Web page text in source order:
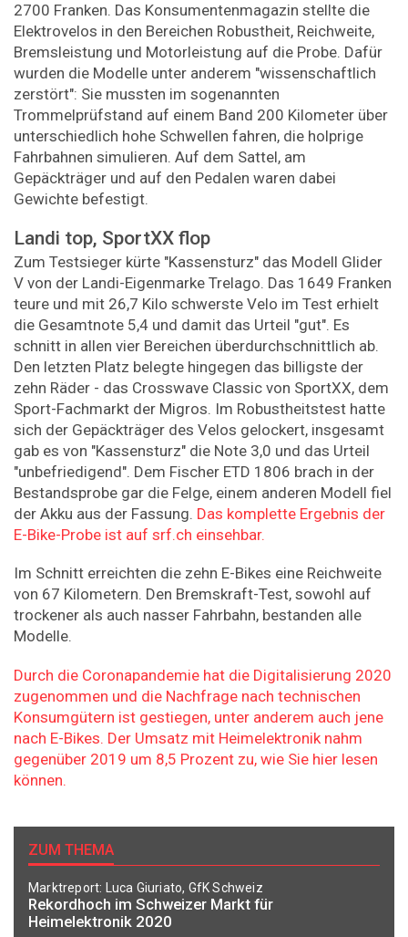
2700 Franken. Das Konsumentenmagazin stellte die
Elektrovelos in den Bereichen Robustheit, Reichweite,
Bremsleistung und Motorleistung auf die Probe. Dafür
wurden die Modelle unter anderem "wissenschaftlich
zerstört": Sie mussten im sogenannten
Trommelprüfstand auf einem Band 200 Kilometer über
unterschiedlich hohe Schwellen fahren, die holprige
Fahrbahnen simulieren. Auf dem Sattel, am
Gepäckträger und auf den Pedalen waren dabei
Gewichte befestigt.
Landi top, SportXX flop
Zum Testsieger kürte "Kassensturz" das Modell Glider
V von der Landi-Eigenmarke Trelago. Das 1649 Franken
teure und mit 26,7 Kilo schwerste Velo im Test erhielt
die Gesamtnote 5,4 und damit das Urteil "gut". Es
schnitt in allen vier Bereichen überdurchschnittlich ab.
Den letzten Platz belegte hingegen das billigste der
zehn Räder - das Crosswave Classic von SportXX, dem
Sport-Fachmarkt der Migros. Im Robustheitstest hatte
sich der Gepäckträger des Velos gelockert, insgesamt
gab es von "Kassensturz" die Note 3,0 und das Urteil
"unbefriedigend". Dem Fischer ETD 1806 brach in der
Bestandsprobe gar die Felge, einem anderen Modell fiel
der Akku aus der Fassung. Das komplette Ergebnis der
E-Bike-Probe ist auf srf.ch einsehbar.
Im Schnitt erreichten die zehn E-Bikes eine Reichweite
von 67 Kilometern. Den Bremskraft-Test, sowohl auf
trockener als auch nasser Fahrbahn, bestanden alle
Modelle.
Durch die Coronapandemie hat die Digitalisierung 2020
zugenommen und die Nachfrage nach technischen
Konsumgütern ist gestiegen, unter anderem auch jene
nach E-Bikes. Der Umsatz mit Heimelektronik nahm
gegenüber 2019 um 8,5 Prozent zu, wie Sie hier lesen
können.
ZUM THEMA
Marktreport: Luca Giuriato, GfK Schweiz
Rekordhoch im Schweizer Markt für
Heimelektronik 2020